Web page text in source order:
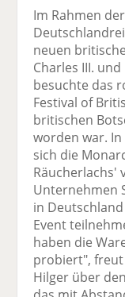
Im Rahmen der
neuen
Charles III.
besuchte das
Festival of
britischen
worden war.
sich die
Räucherlachs'
Unternehmen
in
Event
haben die
probiert", freut
Hilger über